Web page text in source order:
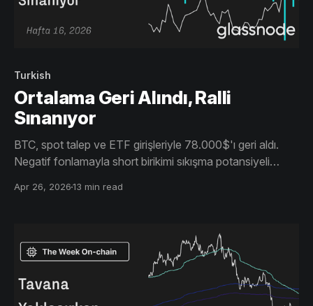
Turkish
Ortalama Geri Alındı, Ralli
Sınanıyor
BTC, spot talep ve ETF girişleriyle 78.000$'ı geri aldı.
Negatif fonlamayla short birikimi sıkışma potansiyeli
temkinli sinyali verirken, 80.000$'da direnç bekleniyor.
Apr 26, 202613 min read